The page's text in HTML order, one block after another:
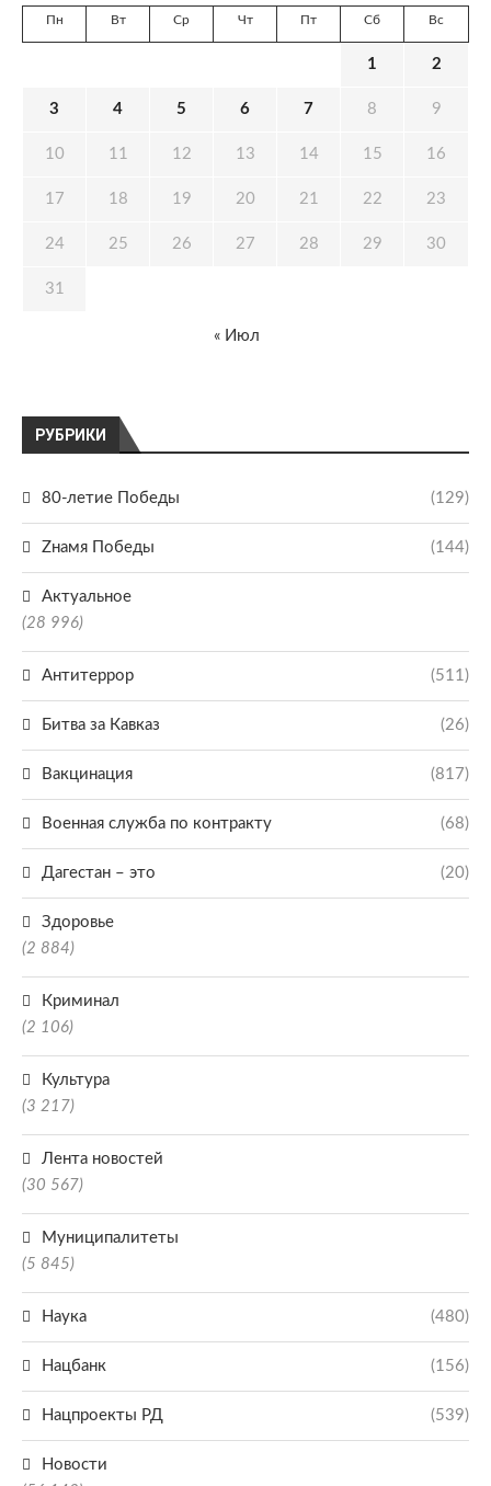
РУБРИКИ
80-летие Победы (129)
Zнамя Победы (144)
Актуальное
(28 996)
Антитеррор (511)
Битва за Кавказ (26)
Вакцинация (817)
Военная служба по контракту (68)
Дагестан – это (20)
Здоровье
(2 884)
Криминал
(2 106)
Культура
(3 217)
Лента новостей
(30 567)
Муниципалитеты
(5 845)
Наука (480)
Нацбанк (156)
Нацпроекты РД (539)
Новости
Пн Вт Ср Чт Пт Сб Вс
1 2
3 4 5 6 7 8 9
10 11 12 13 14 15 16
17 18 19 20 21 22 23
24 25 26 27 28 29 30
31
« Июл